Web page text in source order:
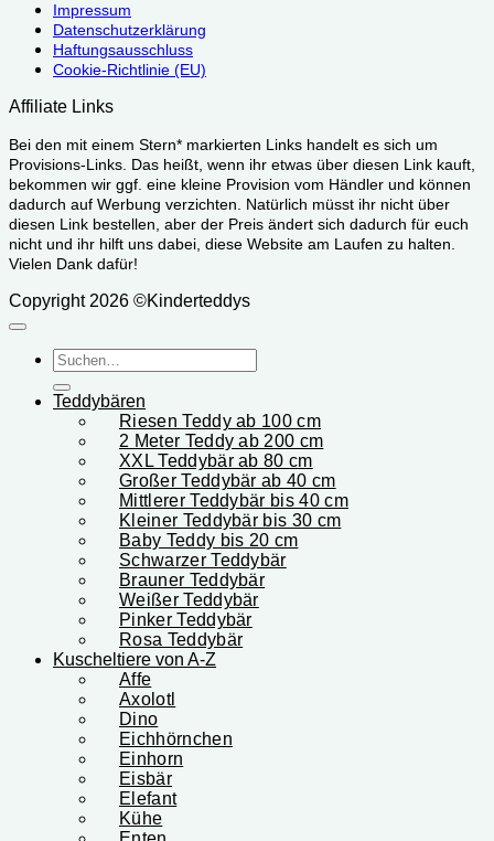
Impressum
Datenschutzerklärung
Haftungsausschluss
Cookie-Richtlinie (EU)
Affiliate Links
Bei den mit einem Stern* markierten Links handelt es sich um
Provisions-Links. Das heißt, wenn ihr etwas über diesen Link kauft,
bekommen wir ggf. eine kleine Provision vom Händler und können
dadurch auf Werbung verzichten. Natürlich müsst ihr nicht über
diesen Link bestellen, aber der Preis ändert sich dadurch für euch
nicht und ihr hilft uns dabei, diese Website am Laufen zu halten.
Vielen Dank dafür!
Copyright 2026 ©Kinderteddys
Suchen
nach:
Teddybären
Riesen Teddy ab 100 cm
2 Meter Teddy ab 200 cm
XXL Teddybär ab 80 cm
Großer Teddybär ab 40 cm
Mittlerer Teddybär bis 40 cm
Kleiner Teddybär bis 30 cm
Baby Teddy bis 20 cm
Schwarzer Teddybär
Brauner Teddybär
Weißer Teddybär
Pinker Teddybär
Rosa Teddybär
Kuscheltiere von A-Z
Affe
Axolotl
Dino
Eichhörnchen
Einhorn
Eisbär
Elefant
Kühe